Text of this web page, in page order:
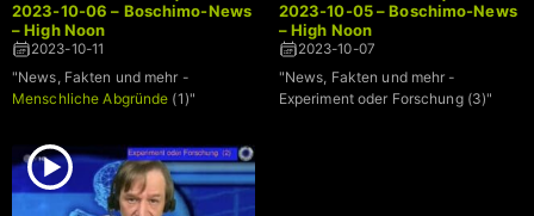
2023-10-06 – Boschimo-News
– High Noon
2023-10-11
"News, Fakten und mehr -
Menschliche Abgründe (1)"
2023-10-05 – Boschimo-News
– High Noon
2023-10-07
"News, Fakten und mehr -
Experiment oder Forschung (3)"